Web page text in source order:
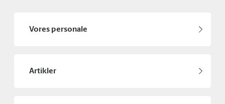
Vores personale
Artikler